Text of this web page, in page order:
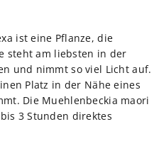
ist eine Pflanze, die
steht am liebsten in der
und nimmt so viel Licht auf.
Platz in der Nähe eines
Die Muehlenbeckia maori
3 Stunden direktes